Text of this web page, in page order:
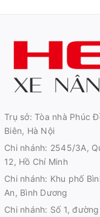
Trụ sở: Tòa nhà Phúc
Biên, Hà Nội
Chi nhánh: 2545/3A,
12, Hồ Chí Minh
Chi nhánh: Khu phố
An, Bình Dương
Chi nhánh: Số 1,